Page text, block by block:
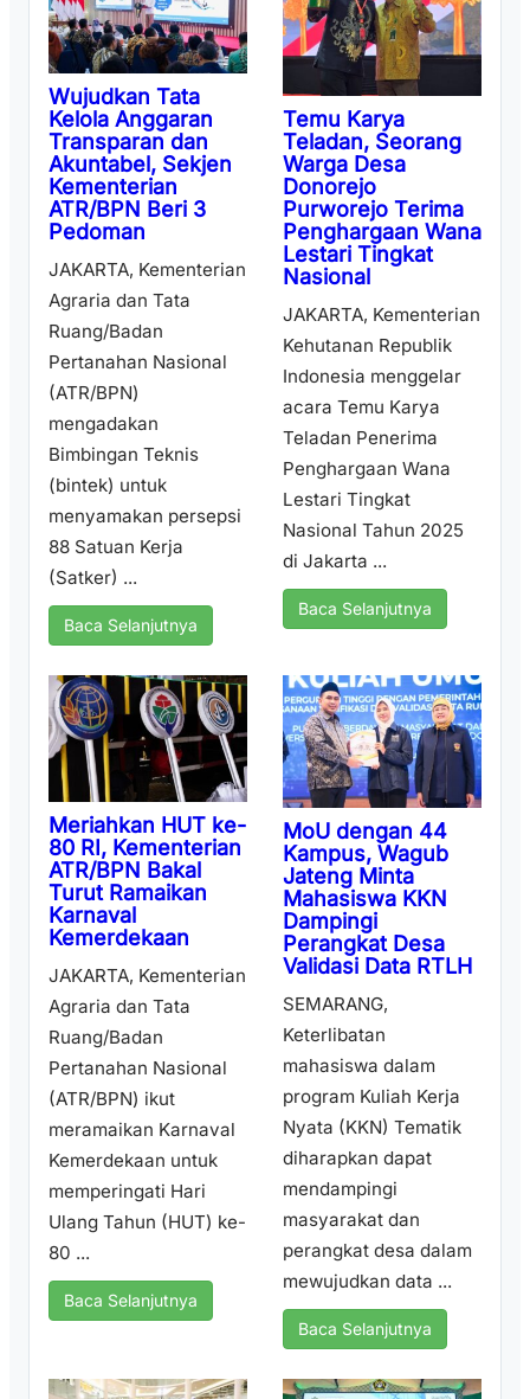
Wujudkan Tata
Kelola Anggaran
Transparan dan
Akuntabel, Sekjen
Kementerian
ATR/BPN Beri 3
Pedoman
JAKARTA, Kementerian
Agraria dan Tata
Ruang/Badan
Pertanahan Nasional
(ATR/BPN)
mengadakan
Bimbingan Teknis
(bintek) untuk
menyamakan persepsi
88 Satuan Kerja
(Satker) ...
Baca Selanjutnya
Temu Karya
Teladan, Seorang
Warga Desa
Donorejo
Purworejo Terima
Penghargaan Wana
Lestari Tingkat
Nasional
JAKARTA, Kementerian
Kehutanan Republik
Indonesia menggelar
acara Temu Karya
Teladan Penerima
Penghargaan Wana
Lestari Tingkat
Nasional Tahun 2025
di Jakarta ...
Baca Selanjutnya
Meriahkan HUT ke-
80 RI, Kementerian
ATR/BPN Bakal
Turut Ramaikan
Karnaval
Kemerdekaan
JAKARTA, Kementerian
Agraria dan Tata
Ruang/Badan
Pertanahan Nasional
(ATR/BPN) ikut
meramaikan Karnaval
Kemerdekaan untuk
memperingati Hari
Ulang Tahun (HUT) ke-
80 ...
Baca Selanjutnya
MoU dengan 44
Kampus, Wagub
Jateng Minta
Mahasiswa KKN
Dampingi
Perangkat Desa
Validasi Data RTLH
SEMARANG,
Keterlibatan
mahasiswa dalam
program Kuliah Kerja
Nyata (KKN) Tematik
diharapkan dapat
mendampingi
masyarakat dan
perangkat desa dalam
mewujudkan data ...
Baca Selanjutnya